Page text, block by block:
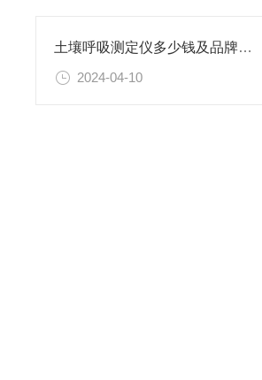
土壤呼吸测定仪多少钱及品牌介绍@【恒美智造】
2024-04-10